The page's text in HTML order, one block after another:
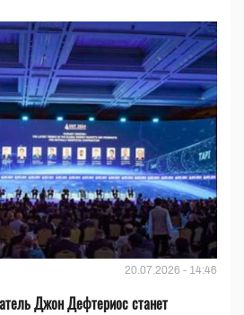
20.07.2026 - 14:46
Джон Дефтериос станет